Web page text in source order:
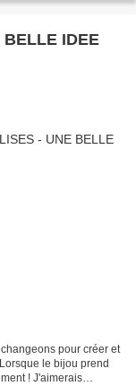
BELLE IDEE
pour créer et
le bijou prend
! J'aimerais